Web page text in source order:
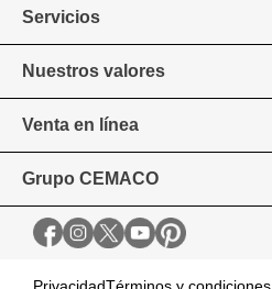
Servicios
Nuestros valores
Venta en línea
Grupo CEMACO